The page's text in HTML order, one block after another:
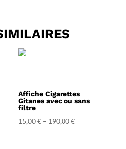
Affiche Cigarettes
Gitanes avec ou sans
filtre
15,00€ – 190,00€